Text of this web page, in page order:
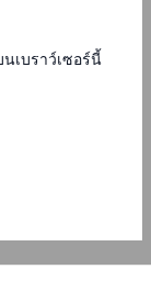
เบราว์เซอร์นี้